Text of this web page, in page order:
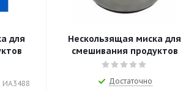
для
ИА3488
Нескользящая миска для
смешивания продуктов
Достаточно